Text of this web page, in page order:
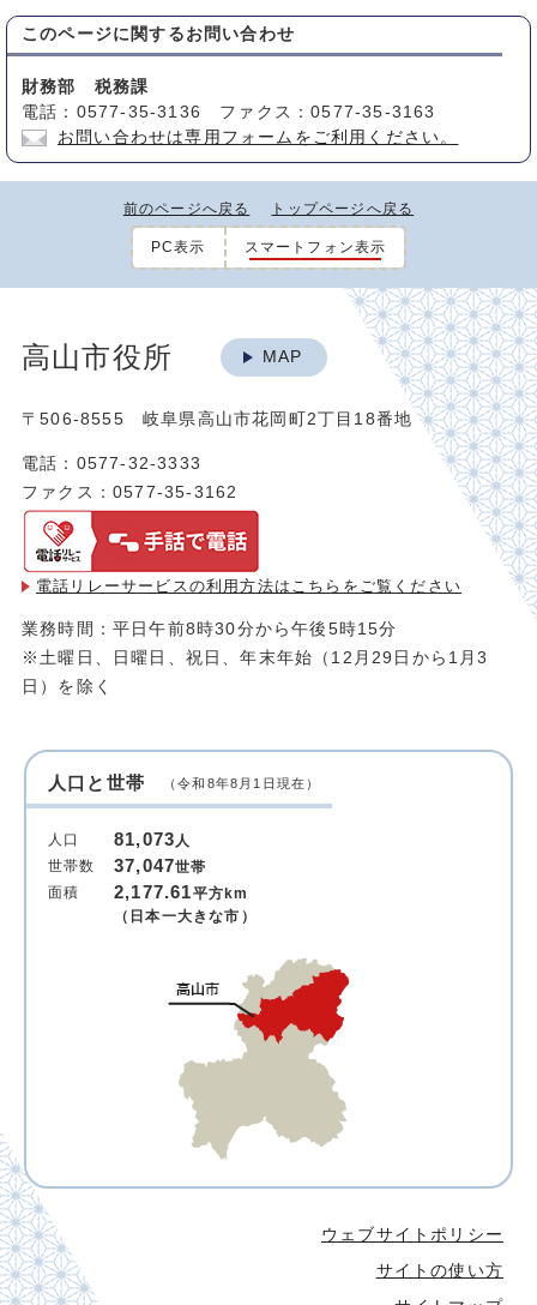
このページに関する お問い合わせ
財務部 税務課
電話：0577-35-3136 ファクス：0577-35-3163
お問い合わせは専用フォームをご利用ください。
前のページへ戻る トップページへ戻る
PC表示 スマートフォン表示
高山市役所 MAP
〒506-8555 岐阜県高山市花岡町2丁目18番地
電話：0577-32-3333
ファクス：0577-35-3162
電話リレーサービスの利用方法は こちらをご覧ください
業務時間：平日午前8時30分から午後5時15分
※土曜日、日曜日、祝日、年末年始（12月29日から1月3
日）を除く
人口と世帯 （令和8年8月1日現在）
人口 81,073人
世帯数
37,047世帯
面積
2,177.61平方km
（日本一大きな市）
ウェブサイトポリシー
サイトの使い方